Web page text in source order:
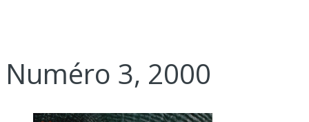
Numéro 3, 2000